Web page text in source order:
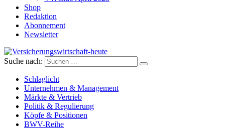
Shop
Redaktion
Abonnement
Newsletter
Versicherungswirtschaft-heute
Suche nach:
Schlaglicht
Unternehmen & Management
Märkte & Vertrieb
Politik & Regulierung
Köpfe & Positionen
BWV-Reihe